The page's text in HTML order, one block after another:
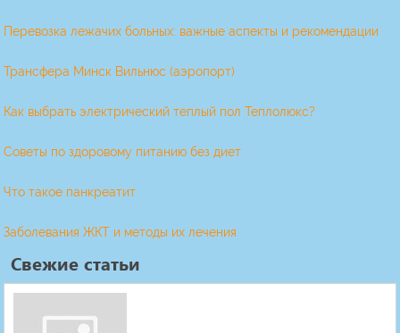
Перевозка лежачих больных: важные аспекты и рекомендации
Трансфера Минск Вильнюс (аэропорт)
Как выбрать электрический теплый пол Теплолюкс?
Советы по здоровому питанию без диет
Что такое панкреатит
Заболевания ЖКТ и методы их лечения
Свежие статьи